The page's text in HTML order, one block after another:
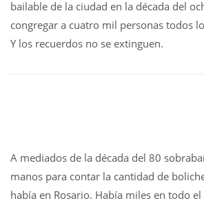
bailable de la ciudad en la década del
congregar a cuatro mil personas todos
Y los recuerdos no se extinguen.
A mediados de la década del 80
manos para contar la cantidad de
había en Rosario. Había miles en todo